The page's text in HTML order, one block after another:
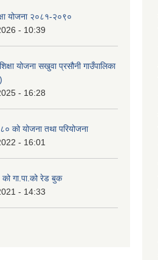
योजना २०८१-२०९०
- 10:39
योजना सखुवा प्रसौनी गाउँपालिका
- 16:28
को योजना तथा परियोजना
- 16:01
गा.पा.को रेड बुक
- 14:33